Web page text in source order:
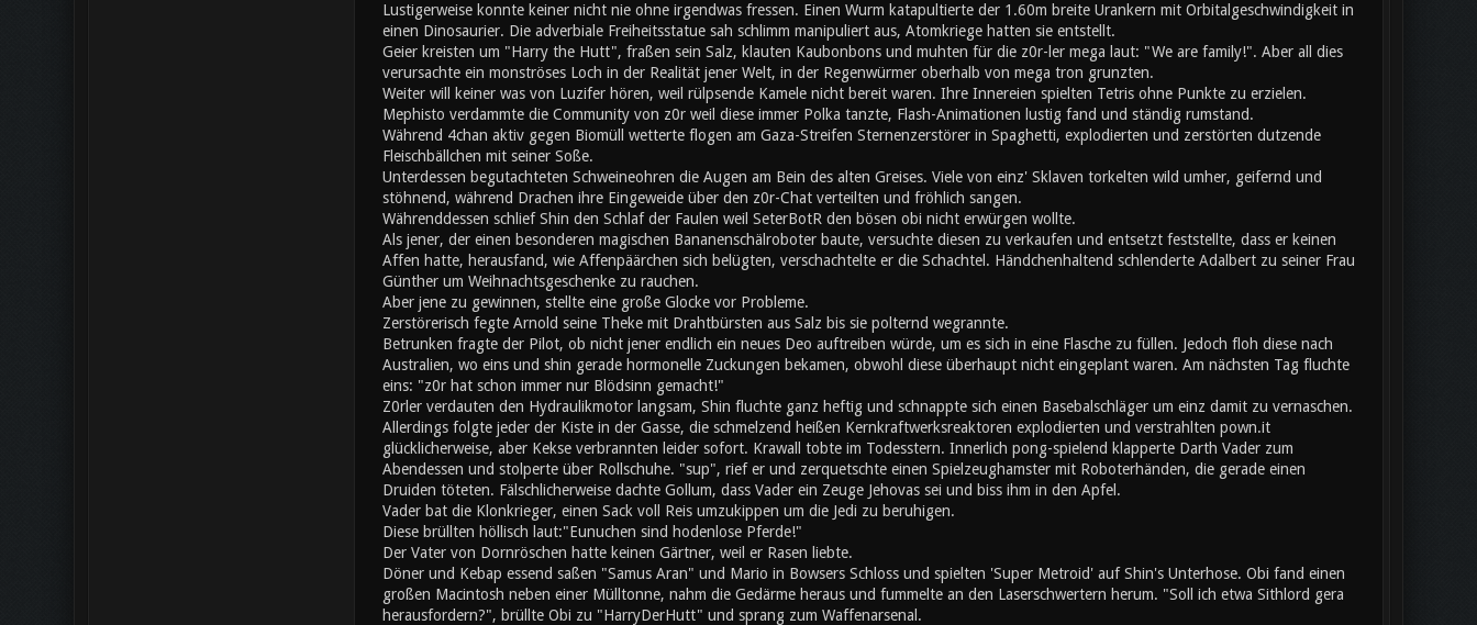
Lustigerweise konnte keiner nicht nie ohne irgendwas fressen. Einen Wurm katapultierte der 1.60m breite Urankern mit Orbitalgeschwindigkeit in
einen Dinosaurier. Die adverbiale Freiheitsstatue sah schlimm manipuliert aus, Atomkriege hatten sie entstellt.
Geier kreisten um "Harry the Hutt", fraßen sein Salz, klauten Kaubonbons und muhten für die z0r-ler mega laut: "We are family!". Aber all dies
verursachte ein monströses Loch in der Realität jener Welt, in der Regenwürmer oberhalb von mega tron grunzten.
Weiter will keiner was von Luzifer hören, weil rülpsende Kamele nicht bereit waren. Ihre Innereien spielten Tetris ohne Punkte zu erzielen.
Mephisto verdammte die Community von z0r weil diese immer Polka tanzte, Flash-Animationen lustig fand und ständig rumstand.
Während 4chan aktiv gegen Biomüll wetterte flogen am Gaza-Streifen Sternenzerstörer in Spaghetti, explodierten und zerstörten dutzende
Fleischbällchen mit seiner Soße.
Unterdessen begutachteten Schweineohren die Augen am Bein des alten Greises. Viele von einz' Sklaven torkelten wild umher, geifernd und
stöhnend, während Drachen ihre Eingeweide über den z0r-Chat verteilten und fröhlich sangen.
Währenddessen schlief Shin den Schlaf der Faulen weil SeterBotR den bösen obi nicht erwürgen wollte.
Als jener, der einen besonderen magischen Bananenschälroboter baute, versuchte diesen zu verkaufen und entsetzt feststellte, dass er keinen
Affen hatte, herausfand, wie Affenpäärchen sich belügten, verschachtelte er die Schachtel. Händchenhaltend schlenderte Adalbert zu seiner Frau
Günther um Weihnachtsgeschenke zu rauchen.
Aber jene zu gewinnen, stellte eine große Glocke vor Probleme.
Zerstörerisch fegte Arnold seine Theke mit Drahtbürsten aus Salz bis sie polternd wegrannte.
Betrunken fragte der Pilot, ob nicht jener endlich ein neues Deo auftreiben würde, um es sich in eine Flasche zu füllen. Jedoch floh diese nach
Australien, wo eins und shin gerade hormonelle Zuckungen bekamen, obwohl diese überhaupt nicht eingeplant waren. Am nächsten Tag fluchte
eins: "z0r hat schon immer nur Blödsinn gemacht!"
Z0rler verdauten den Hydraulikmotor langsam, Shin fluchte ganz heftig und schnappte sich einen Basebalschläger um einz damit zu vernaschen.
Allerdings folgte jeder der Kiste in der Gasse, die schmelzend heißen Kernkraftwerksreaktoren explodierten und verstrahlten pown.it
glücklicherweise, aber Kekse verbrannten leider sofort. Krawall tobte im Todesstern. Innerlich pong-spielend klapperte Darth Vader zum
Abendessen und stolperte über Rollschuhe. "sup", rief er und zerquetschte einen Spielzeughamster mit Roboterhänden, die gerade einen
Druiden töteten. Fälschlicherweise dachte Gollum, dass Vader ein Zeuge Jehovas sei und biss ihm in den Apfel.
Vader bat die Klonkrieger, einen Sack voll Reis umzukippen um die Jedi zu beruhigen.
Diese brüllten höllisch laut:"Eunuchen sind hodenlose Pferde!"
Der Vater von Dornröschen hatte keinen Gärtner, weil er Rasen liebte.
Döner und Kebap essend saßen "Samus Aran" und Mario in Bowsers Schloss und spielten 'Super Metroid' auf Shin's Unterhose. Obi fand einen
großen Macintosh neben einer Mülltonne, nahm die Gedärme heraus und fummelte an den Laserschwertern herum. "Soll ich etwa Sithlord gera
herausfordern?", brüllte Obi zu "HarryDerHutt" und sprang zum Waffenarsenal.